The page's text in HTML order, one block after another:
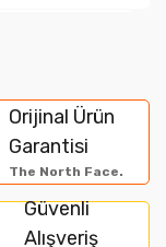
Orijinal Ürün
Garantisi
The North Face.
Güvenli
Alışveriş